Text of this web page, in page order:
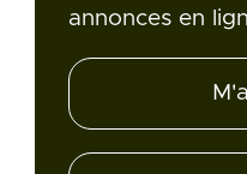
annonces en